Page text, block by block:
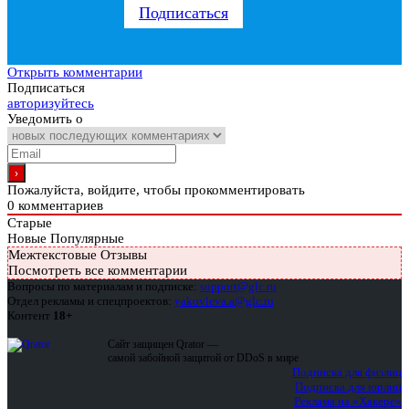
Подписаться
Открыть комментарии
Подписаться
авторизуйтесь
Уведомить о
Пожалуйста, войдите, чтобы прокомментировать
0 комментариев
Старые
Новые Популярные
Межтекстовые Отзывы
Посмотреть все комментарии
Вопросы по материалам и подписке: support@glc.ru
Отдел рекламы и спецпроектов: yakovleva.a@glc.ru
Контент 18+
Сайт защищен Qrator —
самой забойной защитой от DDoS в мире
Подписка для физлиц
Подписка для юрлиц
Реклама на «Хакере»